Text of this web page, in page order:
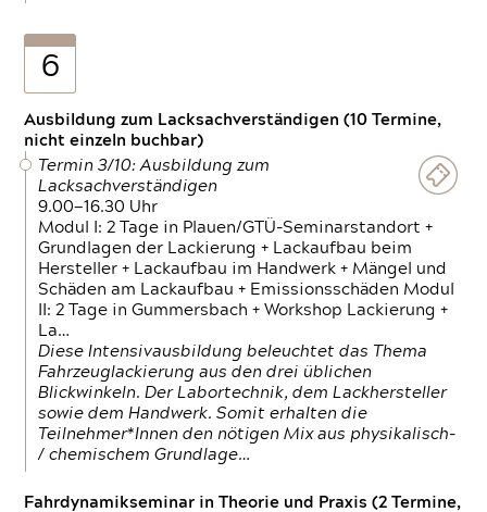
6
Ausbildung zum Lacksachverständigen (10 Termine,
nicht einzeln buchbar)
Termin 3/10: Ausbildung zum
Lacksachverständigen
9.00—16.30 Uhr
Modul I: 2 Tage in Plauen/GTÜ-Seminarstandort +
Grundlagen der Lackierung + Lackaufbau beim
Hersteller + Lackaufbau im Handwerk + Mängel und
Schäden am Lackaufbau + Emissionsschäden Modul
II: 2 Tage in Gummersbach + Workshop Lackierung +
La…
Diese Intensivausbildung beleuchtet das Thema
Fahrzeuglackierung aus den drei üblichen
Blickwinkeln. Der Labortechnik, dem Lackhersteller
sowie dem Handwerk. Somit erhalten die
Teilnehmer*Innen den nötigen Mix aus physikalisch-
/ chemischem Grundlage…
Fahrdynamikseminar in Theorie und Praxis (2 Termine,